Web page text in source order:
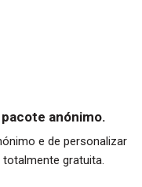
anónimo.
e de personalizar
gratuita.